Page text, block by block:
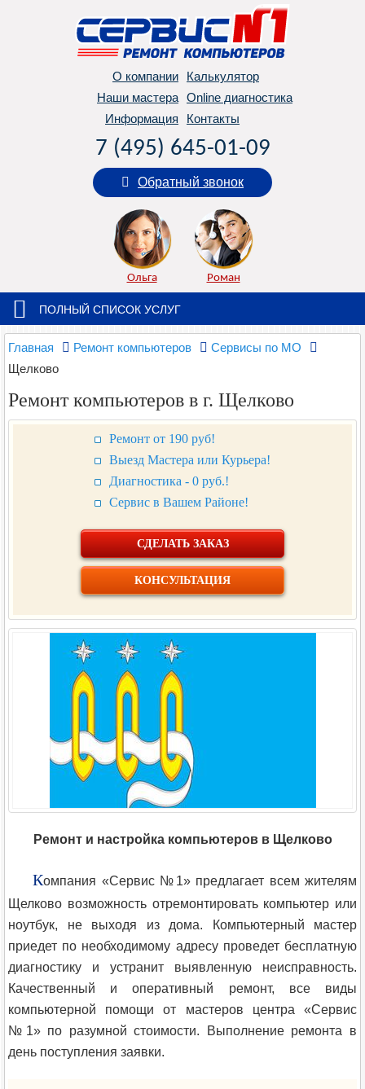
О компании
Калькулятор
Наши мастера Online диагностика
Информация
Контакты
7 (495) 645-01-09
Обратный звонок
Ольга Роман
ПОЛНЫЙ СПИСОК УСЛУГ
Главная Ремонт компьютеров
Сервисы по МО
Щелково
Ремонт компьютеров в г. Щелково
Ремонт от 190 руб!
Выезд Мастера или Курьера!
Диагностика - 0 руб.!
Сервис в Вашем Районе!
СДЕЛАТЬ ЗАКАЗ
КОНСУЛЬТАЦИЯ
Ремонт и настройка компьютеров в Щелково
Компания «Сервис №1» предлагает всем жителям
Щелково возможность отремонтировать компьютер или
ноутбук, не выходя из дома. Компьютерный мастер
приедет по необходимому адресу проведет бесплатную
диагностику и устранит выявленную неисправность.
Качественный и оперативный ремонт, все виды
компьютерной помощи от мастеров центра «Сервис
№1» по разумной стоимости. Выполнение ремонта в
день поступления заявки.